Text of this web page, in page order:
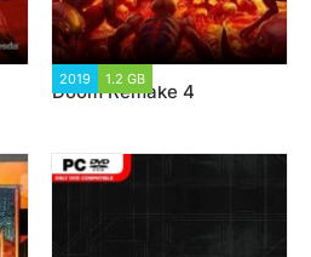
2019 1.2 GB
Doom Remake 4